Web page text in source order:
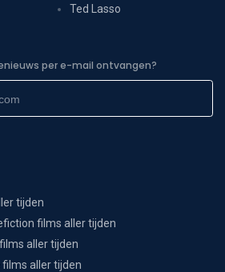
Ted Lasso
per e-mail ontvangen?
tijden
films aller tijden
aller tijden
aller tijden